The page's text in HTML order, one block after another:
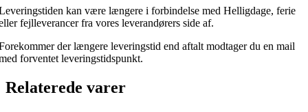
kan være længere i forbindelse med Helligdage, ferie
fejlleverancer fra vores leverandørers side af.
der længere leveringstid end aftalt modtager du en mail
forventet leveringstidspunkt.
Relaterede varer